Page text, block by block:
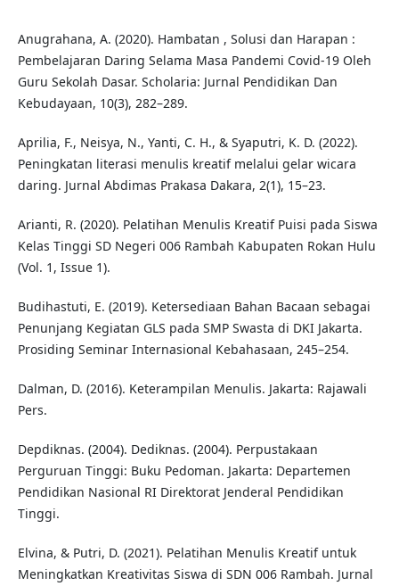
Anugrahana, A. (2020). Hambatan , Solusi dan Harapan :
Pembelajaran Daring Selama Masa Pandemi Covid-19 Oleh
Guru Sekolah Dasar. Scholaria: Jurnal Pendidikan Dan
Kebudayaan, 10(3), 282–289.
Aprilia, F., Neisya, N., Yanti, C. H., & Syaputri, K. D. (2022).
Peningkatan literasi menulis kreatif melalui gelar wicara
daring. Jurnal Abdimas Prakasa Dakara, 2(1), 15–23.
Arianti, R. (2020). Pelatihan Menulis Kreatif Puisi pada Siswa
Kelas Tinggi SD Negeri 006 Rambah Kabupaten Rokan Hulu
(Vol. 1, Issue 1).
Budihastuti, E. (2019). Ketersediaan Bahan Bacaan sebagai
Penunjang Kegiatan GLS pada SMP Swasta di DKI Jakarta.
Prosiding Seminar Internasional Kebahasaan, 245–254.
Dalman, D. (2016). Keterampilan Menulis. Jakarta: Rajawali
Pers.
Depdiknas. (2004). Dediknas. (2004). Perpustakaan
Perguruan Tinggi: Buku Pedoman. Jakarta: Departemen
Pendidikan Nasional RI Direktorat Jenderal Pendidikan
Tinggi.
Elvina, & Putri, D. (2021). Pelatihan Menulis Kreatif untuk
Meningkatkan Kreativitas Siswa di SDN 006 Rambah. Jurnal